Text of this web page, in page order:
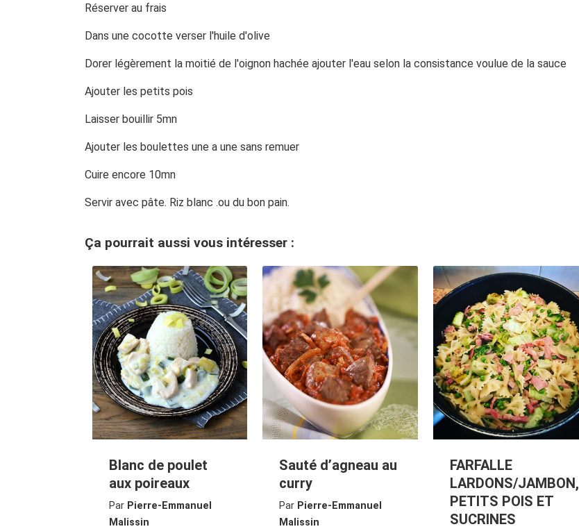
Réserver au frais
Dans une cocotte verser l'huile d'olive
Dorer légèrement la moitié de l'oignon hachée ajouter l'eau selon la consistance voulue de la sauce
Ajouter les petits pois
Laisser bouillir 5mn
Ajouter les boulettes une a une sans remuer
Cuire encore 10mn
Servir avec pâte. Riz blanc .ou du bon pain.
Ça pourrait aussi vous intéresser :
Blanc de poulet
aux poireaux
Par Pierre-Emmanuel
Malissin
Sauté d’agneau au
curry
Par Pierre-Emmanuel
Malissin
FARFALLE
LARDONS/JAMBON,
PETITS POIS ET
SUCRINES